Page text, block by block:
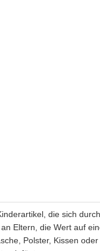
die sich
Eltern, die Wert auf
Polster, Kissen